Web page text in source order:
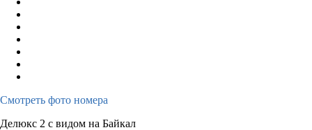
Смотреть фото номера
Делюкс 2 с видом на Байкал